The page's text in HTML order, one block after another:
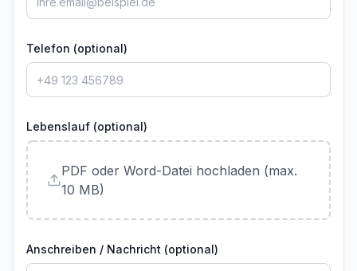
Telefon (optional)
Lebenslauf (optional)
PDF oder Word-Datei hochladen (max.
10 MB)
Anschreiben / Nachricht (optional)